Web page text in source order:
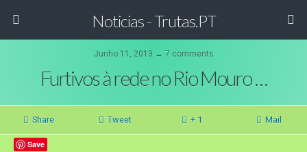
Noticias - Trutas.PT
Junho 11, 2013 ↔ 7 comments
Furtivos à rede no Rio Mouro …
Share Tweet + 1 Mail
Save